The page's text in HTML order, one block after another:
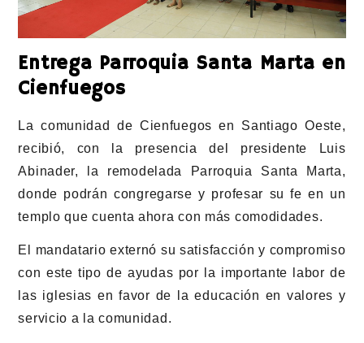
Entrega Parroquia Santa Marta en
Cienfuegos
La comunidad de Cienfuegos en Santiago Oeste,
recibió, con la presencia del presidente Luis
Abinader, la remodelada Parroquia Santa Marta,
donde podrán congregarse y profesar su fe en un
templo que cuenta ahora con más comodidades.
El mandatario externó su satisfacción y compromiso
con este tipo de ayudas por la importante labor de
las iglesias en favor de la educación en valores y
servicio a la comunidad.